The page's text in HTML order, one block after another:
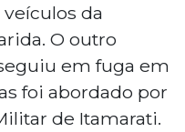
da
O outro
em fuga em
foi abordado por
de Itamarati.